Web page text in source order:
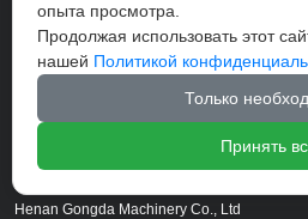
Henan Gongda Machinery Co., Ltd
опыта просмотра.
Продолжая использовать этот
нашей Политикой
Только
Принять